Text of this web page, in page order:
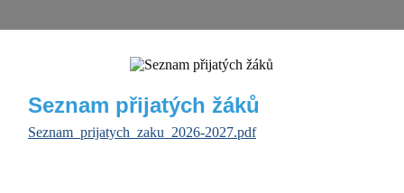
Seznam přijatých žáků
Seznam_prijatych_zaku_2026-2027.pdf